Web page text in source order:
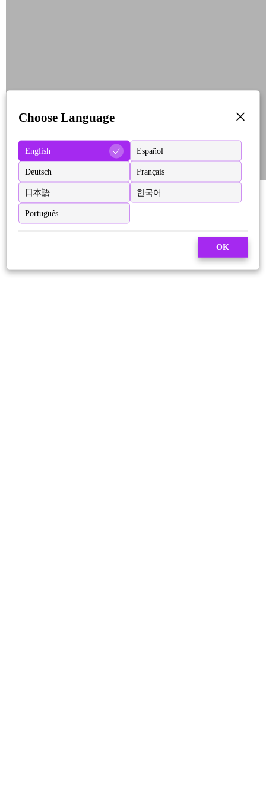
Choose Language
English Español
Deutsch Français
日本語 한국어
Português
OK